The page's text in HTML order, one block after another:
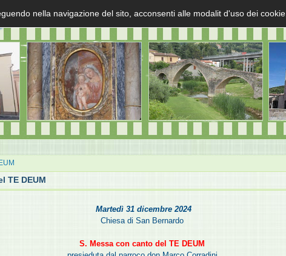
TE DEUM
Martedì 31 dicembre 2024
Chiesa di San Bernardo
S. Messa con canto del TE DEUM
nella navigazione del sito, acconsenti alle modalit d'uso dei cookie.